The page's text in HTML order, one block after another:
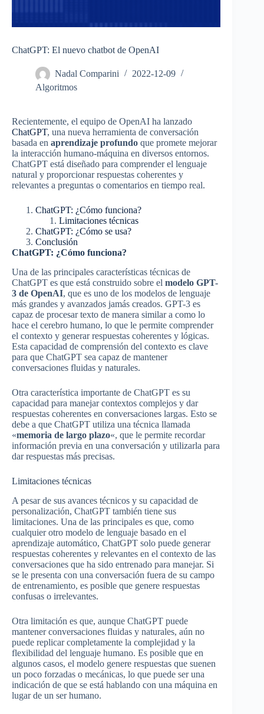
ChatGPT: El nuevo chatbot de OpenAI
Nadal Comparini
2022-12-09
Algoritmos
Recientemente, el equipo de OpenAI ha lanzado
ChatGPT, una nueva herramienta de conversación
basada en aprendizaje profundo que promete mejorar
la interacción humano-máquina en diversos entornos.
ChatGPT está diseñado para comprender el lenguaje
natural y proporcionar respuestas coherentes y
relevantes a preguntas o comentarios en tiempo real.
ChatGPT: ¿Cómo funciona?
Limitaciones técnicas
ChatGPT: ¿Cómo se usa?
Conclusión
ChatGPT: ¿Cómo funciona?
Una de las principales características técnicas de
ChatGPT es que está construido sobre el modelo GPT-
3 de OpenAI, que es uno de los modelos de lenguaje
más grandes y avanzados jamás creados. GPT-3 es
capaz de procesar texto de manera similar a como lo
hace el cerebro humano, lo que le permite comprender
el contexto y generar respuestas coherentes y lógicas.
Esta capacidad de comprensión del contexto es clave
para que ChatGPT sea capaz de mantener
conversaciones fluidas y naturales.
Otra característica importante de ChatGPT es su
capacidad para manejar contextos complejos y dar
respuestas coherentes en conversaciones largas. Esto se
debe a que ChatGPT utiliza una técnica llamada
«memoria de largo plazo«, que le permite recordar
información previa en una conversación y utilizarla para
dar respuestas más precisas.
Limitaciones técnicas
A pesar de sus avances técnicos y su capacidad de
personalización, ChatGPT también tiene sus
limitaciones. Una de las principales es que, como
cualquier otro modelo de lenguaje basado en el
aprendizaje automático, ChatGPT solo puede generar
respuestas coherentes y relevantes en el contexto de las
conversaciones que ha sido entrenado para manejar. Si
se le presenta con una conversación fuera de su campo
de entrenamiento, es posible que genere respuestas
confusas o irrelevantes.
Otra limitación es que, aunque ChatGPT puede
mantener conversaciones fluidas y naturales, aún no
puede replicar completamente la complejidad y la
flexibilidad del lenguaje humano. Es posible que en
algunos casos, el modelo genere respuestas que suenen
un poco forzadas o mecánicas, lo que puede ser una
indicación de que se está hablando con una máquina en
lugar de un ser humano.